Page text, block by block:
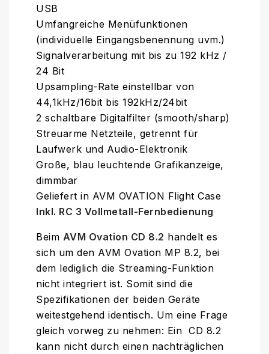
USB
Umfangreiche Menüfunktionen
(individuelle Eingangsbenennung uvm.)
Signalverarbeitung mit bis zu 192 kHz /
24 Bit
Upsampling-Rate einstellbar von
44,1kHz/16bit bis 192kHz/24bit
2 schaltbare Digitalfilter (smooth/sharp)
Streuarme Netzteile, getrennt für
Laufwerk und Audio-Elektronik
Große, blau leuchtende Grafikanzeige,
dimmbar
Geliefert in AVM OVATION Flight Case
Inkl. RC 3 Vollmetall-Fernbedienung
Beim AVM Ovation CD 8.2 handelt es
sich um den AVM Ovation MP 8.2, bei
dem lediglich die Streaming-Funktion
nicht integriert ist. Somit sind die
Spezifikationen der beiden Geräte
weitestgehend identisch. Um eine Frage
gleich vorweg zu nehmen: Ein CD 8.2
kann nicht durch einen nachträglichen